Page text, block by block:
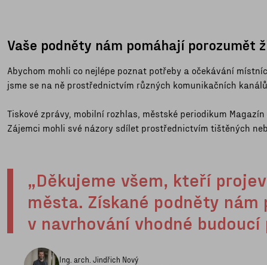
Vaše podněty nám pomáhají porozumět
Abychom mohli co nejlépe poznat potřeby a očekávání
jsme se na ně prostřednictvím různých komunikačních kanálů.
Tiskové zprávy, mobilní rozhlas, městské periodikum
Zájemci mohli své názory sdílet prostřednictvím tištěných
„Děkujeme všem, kteří
města. Získané podněty nám
v navrhování vhodné
Ing. arch. Jindřich Nový